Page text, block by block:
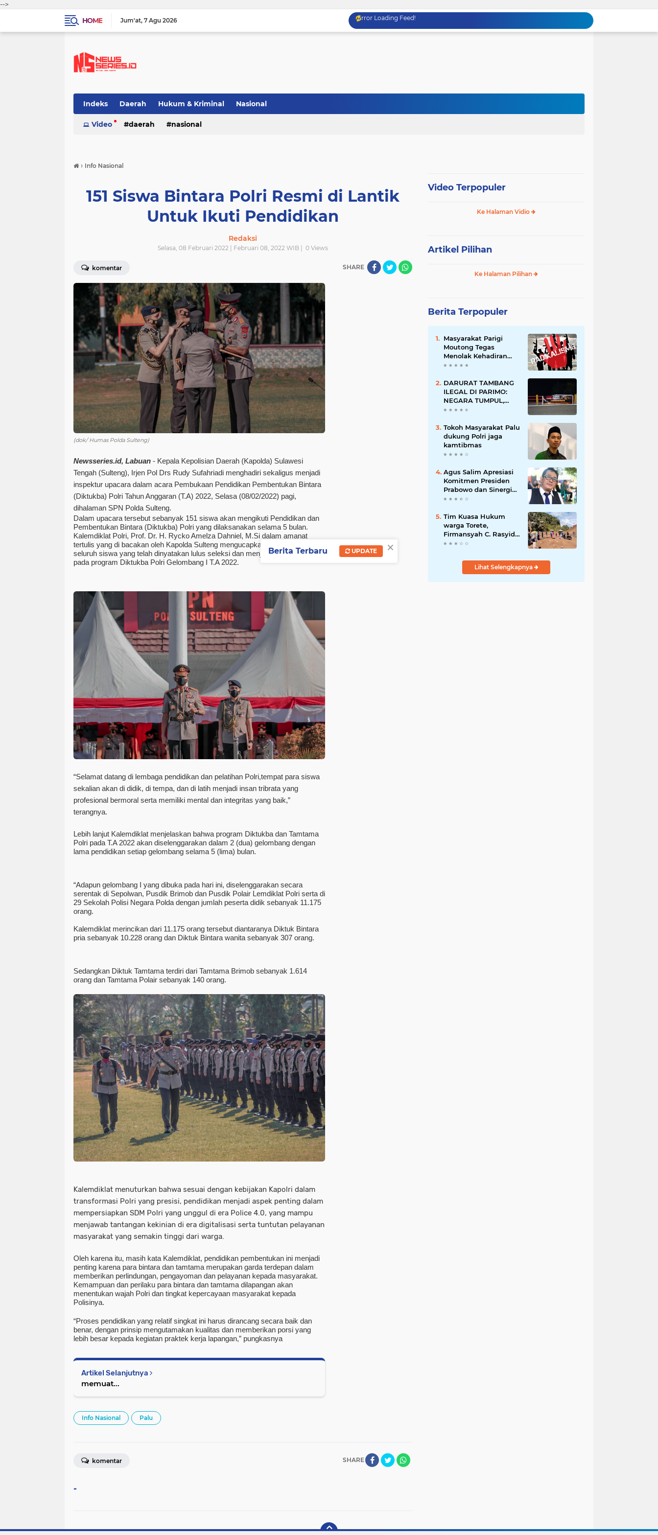
-->
HOME
Jum'at 7 Agu 2026 Error Loading Feed!
Indeks Daerah Hukum & Kriminal Nasional
Video daerah nasional
› Info Nasional
151 Siswa Bintara Polri Resmi di Lantik
Untuk Ikuti Pendidikan
Redaksi
Selasa, 08 Februari 2022 | Februari 08, 2022 WIB | 0 Views
komentar SHARE
(dok/ Humas Polda Sulteng)
Newsseries.id, Labuan - Kepala Kepolisian Daerah (Kapolda) Sulawesi
Tengah (Sulteng), Irjen Pol Drs Rudy Sufahriadi menghadiri sekaligus menjadi
inspektur upacara dalam acara Pembukaan Pendidikan Pembentukan Bintara
(Diktukba) Polri Tahun Anggaran (T.A) 2022, Selasa (08/02/2022) pagi,
dihalaman SPN Polda Sulteng.
Dalam upacara tersebut sebanyak 151 siswa akan mengikuti Pendidikan dan
Pembentukan Bintara (Diktukba) Polri yang dilaksanakan selama 5 bulan.
Kalemdiklat Polri, Prof. Dr. H. Rycko Amelza Dahniel, M.Si dalam amanat
tertulis yang di bacakan oleh Kapolda Sulteng mengucapkan selamat kepada
seluruh siswa yang telah dinyatakan lulus seleksi dan menjadi peserta didik
pada program Diktukba Polri Gelombang I T.A 2022.
“Selamat datang di lembaga pendidikan dan pelatihan Polri,tempat para siswa
sekalian akan di didik, di tempa, dan di latih menjadi insan tribrata yang
profesional bermoral serta memiliki mental dan integritas yang baik,”
terangnya.
Lebih lanjut Kalemdiklat menjelaskan bahwa program Diktukba dan Tamtama
Polri pada T.A 2022 akan diselenggarakan dalam 2 (dua) gelombang dengan
lama pendidikan setiap gelombang selama 5 (lima) bulan.
“Adapun gelombang I yang dibuka pada hari ini, diselenggarakan secara
serentak di Sepolwan, Pusdik Brimob dan Pusdik Polair Lemdiklat Polri serta di
29 Sekolah Polisi Negara Polda dengan jumlah peserta didik sebanyak 11.175
orang.
Kalemdiklat merincikan dari 11.175 orang tersebut diantaranya Diktuk Bintara
pria sebanyak 10.228 orang dan Diktuk Bintara wanita sebanyak 307 orang.
Sedangkan Diktuk Tamtama terdiri dari Tamtama Brimob sebanyak 1.614
orang dan Tamtama Polair sebanyak 140 orang.
Kalemdiklat menuturkan bahwa sesuai dengan kebijakan Kapolri dalam
transformasi Polri yang presisi, pendidikan menjadi aspek penting dalam
mempersiapkan SDM Polri yang unggul di era Police 4.0, yang mampu
menjawab tantangan kekinian di era digitalisasi serta tuntutan pelayanan
masyarakat yang semakin tinggi dari warga.
Oleh karena itu, masih kata Kalemdiklat, pendidikan pembentukan ini menjadi
penting karena para bintara dan tamtama merupakan garda terdepan dalam
memberikan perlindungan, pengayoman dan pelayanan kepada masyarakat.
Kemampuan dan perilaku para bintara dan tamtama dilapangan akan
menentukan wajah Polri dan tingkat kepercayaan masyarakat kepada
Polisinya.
“Proses pendidikan yang relatif singkat ini harus dirancang secara baik dan
benar, dengan prinsip mengutamakan kualitas dan memberikan porsi yang
lebih besar kepada kegiatan praktek kerja lapangan,” pungkasnya
Artikel Selanjutnya
memuat...
Info Nasional Palu
SHARE
komentar
-
Video Terpopuler
Ke Halaman Vidio
Artikel Pilihan
Ke Halaman Pilihan
Berita Terpopuler
Masyarakat Parigi
Moutong Tegas
Menolak Kehadiran
Ormas Radikal
DARURAT TAMBANG
ILEGAL DI PARIMO:
NEGARA TUMPUL,
MAFIA TAMBANG
Tokoh Masyarakat Palu
dukung Polri jaga
kamtibmas
Agus Salim Apresiasi
Komitmen Presiden
Prabowo dan Sinergi
Aparat Penegak
Pemberantasan
Korupsi
Tim Kuasa Hukum
warga Torete,
Firmansyah C. Rasyid,
S.H., menyampaikan
atas kesalahpahaman
yang berkembang di
Lihat Selengkapnya
×
Berita Terbaru UPDATE